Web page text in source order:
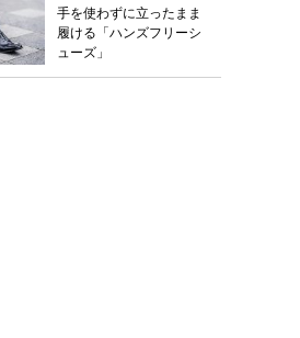
手を使わずに立ったまま
履ける「ハンズフリーシ
ューズ」